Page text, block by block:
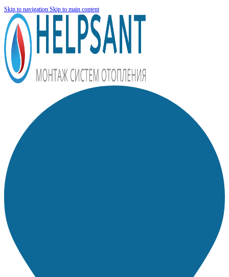
Skip to navigation Skip to main content